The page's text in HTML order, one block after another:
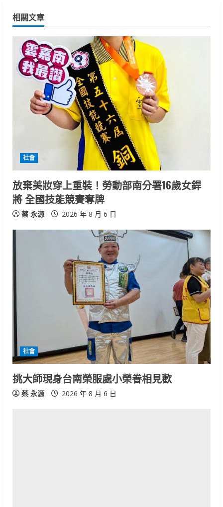
n
u
e
R
n
g
相關文章
社會
放棄美妝穿上重裝！勞動部南分署16歲女銲
將 全國技能競賽奪牌
蔡 永源 2026 年 8 月 6 日
社會
挑大師現身台南榮服處小榮眷相見歡
蔡 永源 2026 年 8 月 6 日